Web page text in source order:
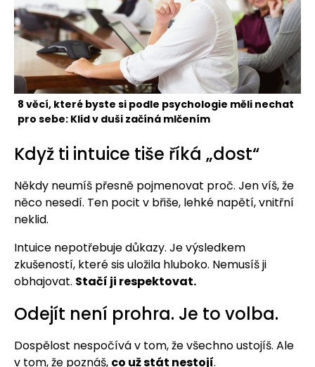
8 věcí, které byste si podle psychologie měli nechat
pro sebe: Klid v duši začíná mlčením
Když ti intuice tiše říká „dost“
Někdy neumíš přesně pojmenovat proč. Jen víš, že
něco nesedí. Ten pocit v břiše, lehké napětí, vnitřní
neklid.
Intuice nepotřebuje důkazy. Je výsledkem
zkušeností, které sis uložila hluboko. Nemusíš ji
obhajovat. Stačí ji respektovat.
Odejít není prohra. Je to volba.
Dospělost nespočívá v tom, že všechno ustojíš. Ale
v tom, že poznáš, co už stát nestojí.